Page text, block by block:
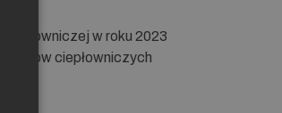
w roku 2023
ciepłowniczych